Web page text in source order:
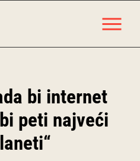
bi internet
peti najveći